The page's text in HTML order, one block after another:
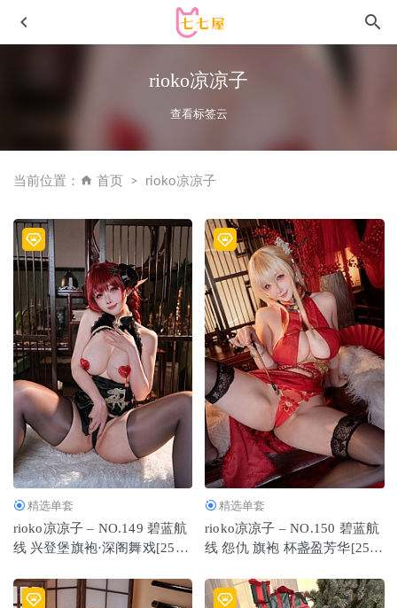
rioko凉凉子
查看标签云
当前位置： 首页 rioko凉凉子
精选单套
rioko凉凉子 – NO.149 碧蓝航
线 兴登堡旗袍·深阁舞戏[25P-
精选单套
rioko凉凉子 – NO.150 碧蓝航
线 怨仇 旗袍 杯盏盈芳华[25P-
[Xiuren秀人网]2024.08.01 NO.8948 拍黄瓜
girl[81+1P/766MB] 2025-02-25
[Xiuren秀人网]2023.10.25 NO.7558 林煊煊[70+1P/729MB]
2024-01-17
秀人网 – 2020.02.25 No.2003 Lavinia肉肉[36+1P75M] 2022-
11-07
水淼aqua – NO.171 葬送のフリーレン フェルン コスプレ
[129P-268M] 2024-05-02
Byoru – NO.100 Rupee [19P-115MB]
2023-04-04